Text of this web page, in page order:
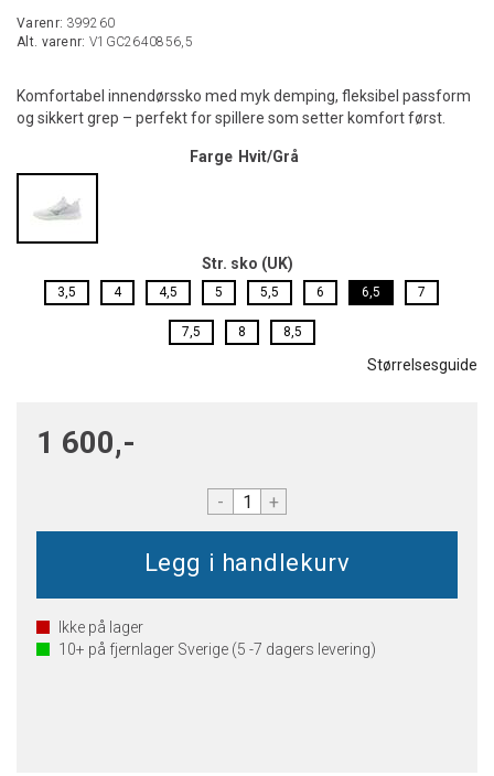
Varenr: 399260
Alt. varenr: V1GC2640856,5
Komfortabel innendørssko med myk demping, fleksibel passform
og sikkert grep – perfekt for spillere som setter komfort først.
Farge Hvit/Grå
Str. sko (UK)
3,5 4 4,5 5 5,5 6 6,5 7
7,5 8 8,5
Størrelsesguide
1 600,-
- +
Ikke på lager
10+ på fjernlager Sverige (5 -7 dagers levering)